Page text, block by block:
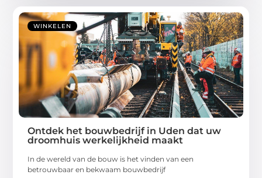
WINKELEN
Ontdek het bouwbedrijf in Uden dat uw
droomhuis werkelijkheid maakt
In de wereld van de bouw is het vinden van een
betrouwbaar en bekwaam bouwbedrijf